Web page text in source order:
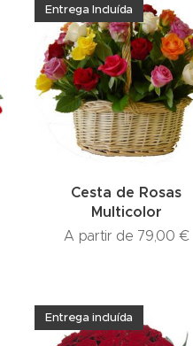
Cesta de Rosas
Multicolor
Entrega Incluída
A partir de 79,00 €
Entrega incluída